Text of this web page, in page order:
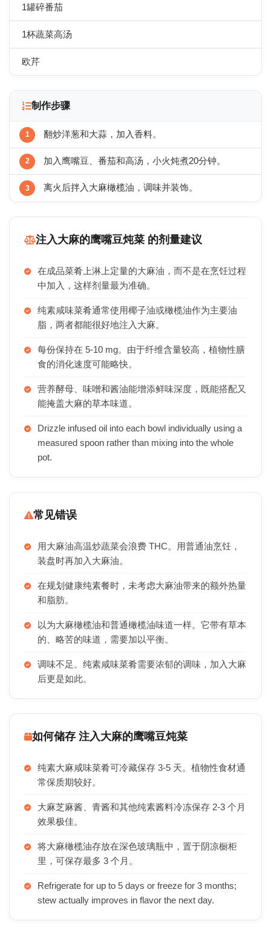
1罐碎番茄
1杯蔬菜高汤
欧芹
制作步骤
翻炒洋葱和大蒜，加入香料。
加入鹰嘴豆、番茄和高汤，小火炖煮20分钟。
离火后拌入大麻橄榄油，调味并装饰。
注入大麻的鹰嘴豆炖菜 的剂量建议
在成品菜肴上淋上定量的大麻油，而不是在烹饪过程
中加入，这样剂量最为准确。
纯素咸味菜肴通常使用椰子油或橄榄油作为主要油
脂，两者都能很好地注入大麻。
每份保持在 5-10 mg。由于纤维含量较高，植物性膳
食的消化速度可能略快。
营养酵母、味噌和酱油能增添鲜味深度，既能搭配又
能掩盖大麻的草本味道。
Drizzle infused oil into each bowl individually using a
measured spoon rather than mixing into the whole
pot.
常见错误
用大麻油高温炒蔬菜会浪费 THC。用普通油烹饪，
装盘时再加入大麻油。
在规划健康纯素餐时，未考虑大麻油带来的额外热量
和脂肪。
以为大麻橄榄油和普通橄榄油味道一样。它带有草本
的、略苦的味道，需要加以平衡。
调味不足。纯素咸味菜肴需要浓郁的调味，加入大麻
后更是如此。
如何储存 注入大麻的鹰嘴豆炖菜
纯素大麻咸味菜肴可冷藏保存 3-5 天。植物性食材通
常保质期较好。
大麻芝麻酱、青酱和其他纯素酱料冷冻保存 2-3 个月
效果极佳。
将大麻橄榄油存放在深色玻璃瓶中，置于阴凉橱柜
里，可保存最多 3 个月。
Refrigerate for up to 5 days or freeze for 3 months;
stew actually improves in flavor the next day.